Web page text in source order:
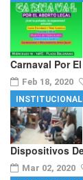
Carnaval Por
Feb 18, 2020
Dispositivos
Mar 02, 2020